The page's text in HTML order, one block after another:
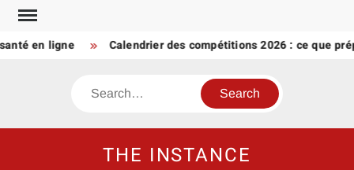
Skip
content
en ligne Calendrier des compétitions 2026 : ce que prépare
Search
THE INSTANCE